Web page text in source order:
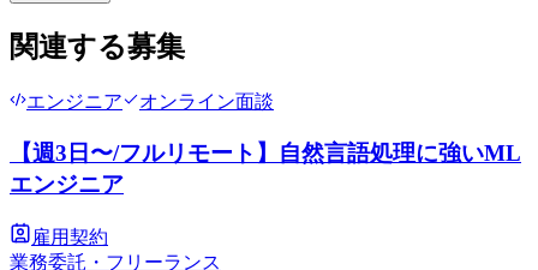
関連する募集
エンジニア オンライン面談
【週3日〜/フルリモート】自然言語処理に強いML
エンジニア
雇用契約
業務委託・フリーランス